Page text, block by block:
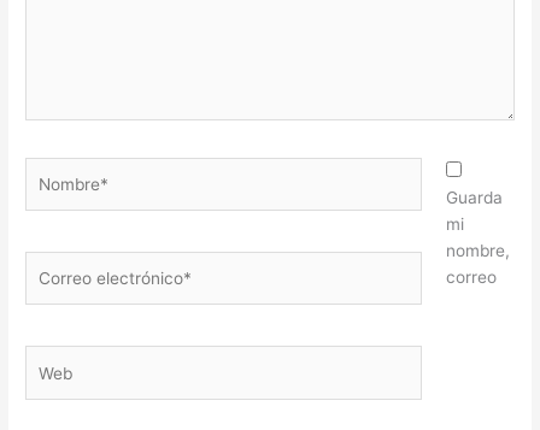
electrónico*
Guarda
mi
nombre,
correo